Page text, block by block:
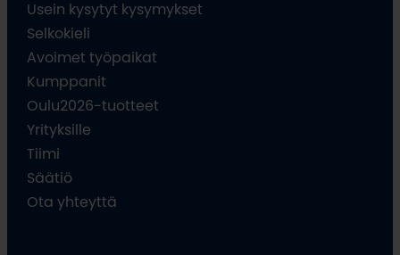
Usein kysytyt kysymykset
Selkokieli
Avoimet työpaikat
Kumppanit
Oulu2026-tuotteet
Yrityksille
Tiimi
Säätiö
Ota yhteyttä